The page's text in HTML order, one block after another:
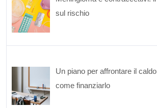
sul rischio
Un piano per affrontare il
come finanziarlo